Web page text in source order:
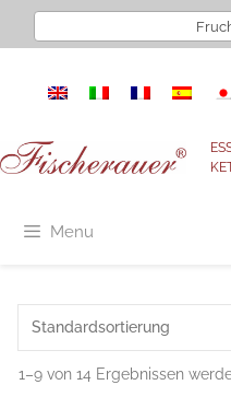
Inhalt
Menu
1–9 von 14 Ergebnissen